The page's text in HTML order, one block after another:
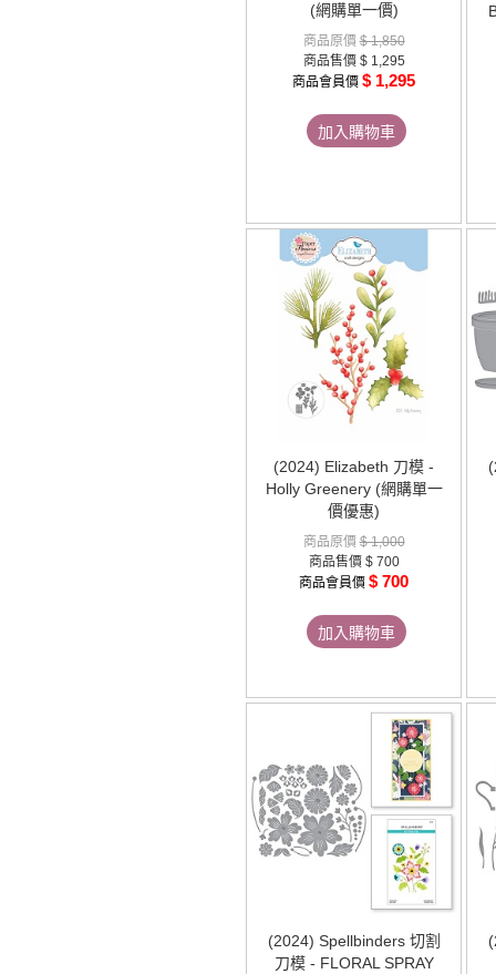
(網購單一價)
商品原價$ 1,850
商品售價 $ 1,295
商品會員價 $ 1,295
加入購物車
(2024) Elizabeth 刀模 -
Holly Greenery (網購單一
價優惠)
商品原價$ 1,000
商品售價 $ 700
商品會員價 $ 700
加入購物車
(2024) Spellbinders 切割
刀模 - FLORAL SPRAY